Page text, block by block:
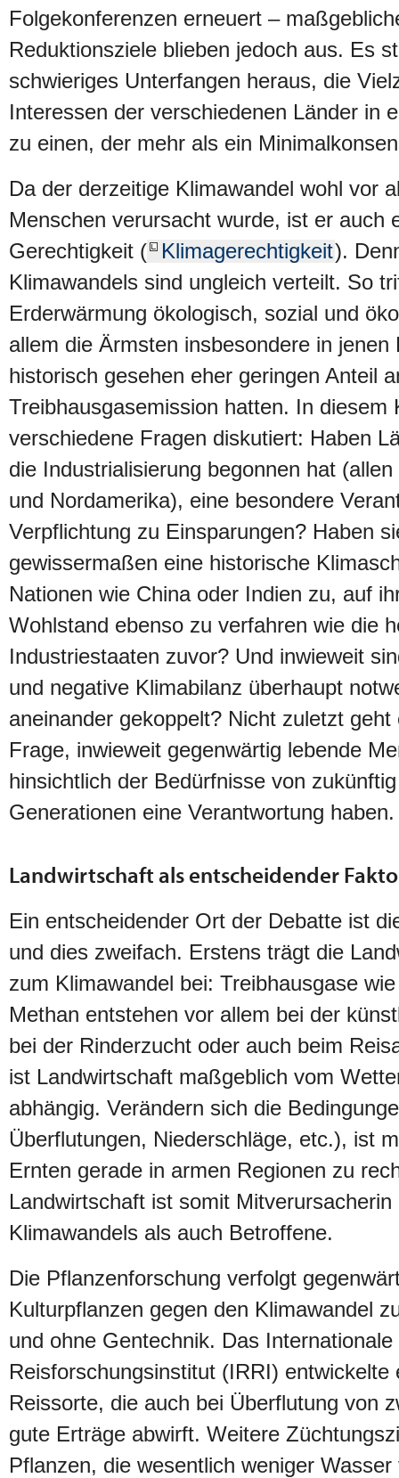
Folgekonferenzen erneuert –
Reduktionsziele blieben jedoch aus. Es
schwieriges Unterfangen heraus, die
Interessen der verschiedenen Länder in
zu einen, der mehr als ein
Da der derzeitige Klimawandel wohl vor
Menschen verursacht wurde, ist er auch
Gerechtigkeit (
Klimagerechtigkeit).
Klimawandels sind ungleich verteilt. So
Erderwärmung ökologisch, sozial und
allem die Ärmsten insbesondere in jenen
historisch gesehen eher geringen Anteil
Treibhausgasemission hatten. In diesem
verschiedene Fragen diskutiert: Haben
die Industrialisierung begonnen hat
und Nordamerika), eine besondere
Verpflichtung zu Einsparungen? Haben
gewissermaßen eine historische
Nationen wie China oder Indien zu, auf
Wohlstand ebenso zu verfahren wie die
Industriestaaten zuvor? Und inwieweit
und negative Klimabilanz überhaupt
aneinander gekoppelt? Nicht zuletzt geht
Frage, inwieweit gegenwärtig lebende
hinsichtlich der Bedürfnisse von
Generationen eine Verantwortung haben.
Landwirtschaft als entscheidender
Ein entscheidender Ort der Debatte ist
und dies zweifach. Erstens trägt die
zum Klimawandel bei: Treibhausgase
Methan entstehen vor allem bei der
bei der Rinderzucht oder auch beim
ist Landwirtschaft maßgeblich vom
abhängig. Verändern sich die
Überflutungen, Niederschläge, etc.), ist
Ernten gerade in armen Regionen zu
Landwirtschaft ist somit Mitverursacherin
Klimawandels als auch Betroffene.
Die Pflanzenforschung verfolgt
Kulturpflanzen gegen den Klimawandel
und ohne Gentechnik. Das Internationale
Reisforschungsinstitut (IRRI) entwickelte
Reissorte, die auch bei Überflutung von
gute Erträge abwirft. Weitere
Pflanzen, die wesentlich weniger